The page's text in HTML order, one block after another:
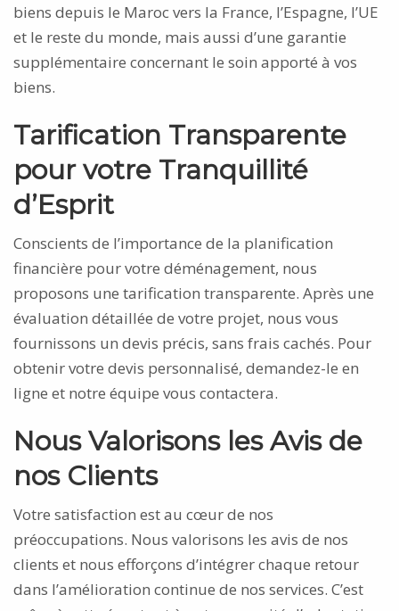
biens depuis le Maroc vers la France, l’Espagne, l’UE
et le reste du monde, mais aussi d’une garantie
supplémentaire concernant le soin apporté à vos
biens.
Tarification Transparente
pour votre Tranquillité
d’Esprit
Conscients de l’importance de la planification
financière pour votre déménagement, nous
proposons une tarification transparente. Après une
évaluation détaillée de votre projet, nous vous
fournissons un devis précis, sans frais cachés. Pour
obtenir votre devis personnalisé, demandez-le en
ligne et notre équipe vous contactera.
Nous Valorisons les Avis de
nos Clients
Votre satisfaction est au cœur de nos
préoccupations. Nous valorisons les avis de nos
clients et nous efforçons d’intégrer chaque retour
dans l’amélioration continue de nos services. C’est